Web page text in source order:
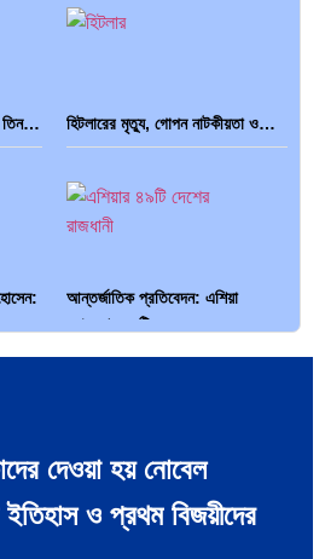
তিন… হিটলারের মৃত্যু, গোপন নাটকীয়তা ও…
আন্তর্জাতিক প্রতিবেদন: এশিয়া
মহাদেশের ৪৯টি…
পরবর্তী রাষ্ট্রপতি নির্বাচন ২০২৬:
আলোচনায়…
দেওয়া হয় নোবেল
ও প্রথম বিজয়ীদের